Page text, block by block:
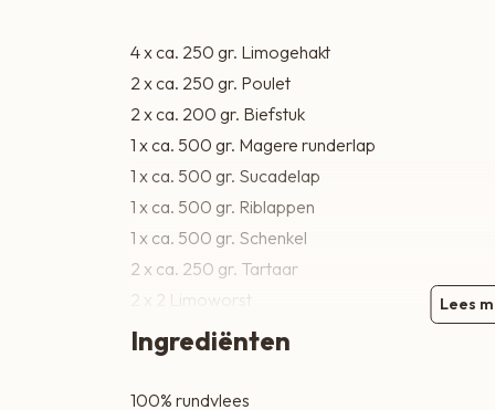
4 x ca. 250 gr. Limogehakt
2 x ca. 250 gr. Poulet
2 x ca. 200 gr. Biefstuk
1 x ca. 500 gr. Magere runderlap
1 x ca. 500 gr. Sucadelap
1 x ca. 500 gr. Riblappen
1 x ca. 500 gr. Schenkel
2 x ca. 250 gr. Tartaar
2 x 2 Limoworst
2 x 2 Limoburgers
2 x 2 Rundervinken
250 gram Runderschnitzels
Lees
Ingrediënten
100% rundvlees